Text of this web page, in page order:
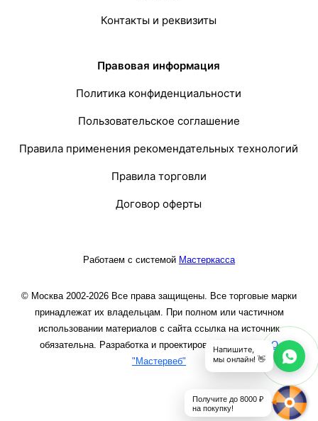
Контакты и реквизиты
Правовая информация
Политика конфиденциальности
Пользовательское соглашение
Правила применения рекомендательных технологий
Правила торговли
Договор оферты
Работаем с системой Мастеркасса
© Москва 2002-2026 Все права защищены. Все торговые марки
принадлежат их владельцам. При полном или частичном
использовании материалов с сайта ссылка на источник
обязательна. Разработка и проектирование сайта
ООО
"Мастервеб"
Напишите,
мы онлайн! 👋
Получите до 8000 ₽
на покупку!